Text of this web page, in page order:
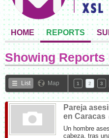
HOME REPORTS
Showing
List Map 1 2 3
Pareja
en Caracas
Un hombre
cabeza, tras